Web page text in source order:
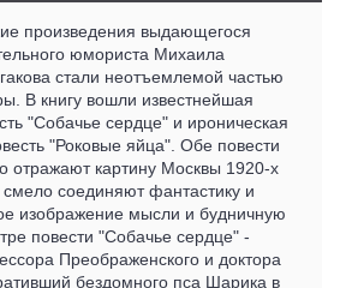
произведения выдающегося
юмориста Михаила
стали неотъемлемой частью
В книгу вошли известнейшая
"Собачье сердце" и ироническая
"Роковые яйца". Обе повести
отражают картину Москвы 1920-х
смело соединяют фантастику и
изображение мысли и будничную
повести "Собачье сердце" -
Преображенского и доктора
бездомного пса Шарика в